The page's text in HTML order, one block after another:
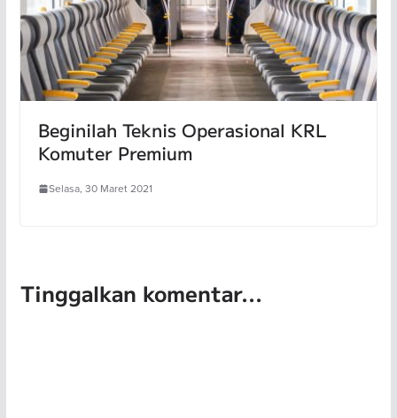
Beginilah Teknis Operasional KRL
Komuter Premium
Selasa, 30 Maret 2021
Tinggalkan komentar...